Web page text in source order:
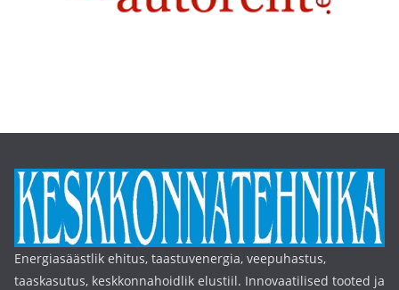
Energiasäästlik ehitus, taastuvenergia, veepuhastus,
taaskasutus, keskkonnahoidlik elustiil. Innovaatilised tooted ja